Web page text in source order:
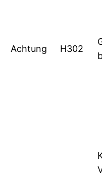
Achtung H302